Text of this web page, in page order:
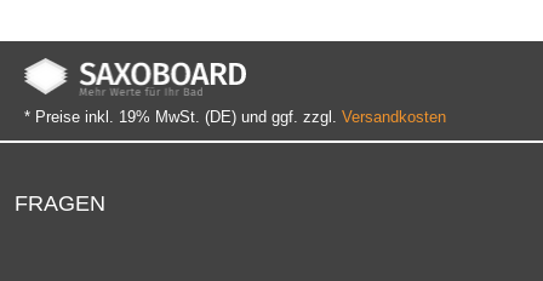
* Preise inkl. 19% MwSt. (DE) und ggf. zzgl. Versandkosten
FRAGEN